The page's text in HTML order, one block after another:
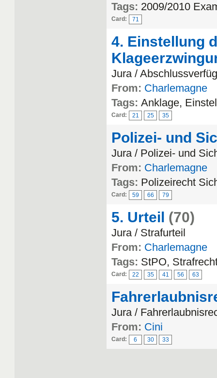
Tags: 2009/2010
Card: 71
4. Einstellung
Jura /
From: Charlemagne
Tags: Anklage,
Card: 21 25 35
Polizei- und
Jura / Polizei- und
From: Charlemagne
Tags: Polizeirecht
Card: 59 66 79
5. Urteil (70)
Jura / Strafurteil
From: Charlemagne
Tags: StPO,
Card: 22 35 41 56 63
Jura /
From: Cini
Card: 6 30 33